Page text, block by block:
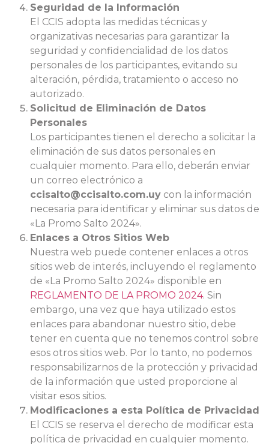
Seguridad de la Información
El CCIS adopta las medidas técnicas y
organizativas necesarias para garantizar la
seguridad y confidencialidad de los datos
personales de los participantes, evitando su
alteración, pérdida, tratamiento o acceso no
autorizado.
Solicitud de Eliminación de Datos
Personales
Los participantes tienen el derecho a solicitar la
eliminación de sus datos personales en
cualquier momento. Para ello, deberán enviar
un correo electrónico a
ccisalto@ccisalto.com.uy con la información
necesaria para identificar y eliminar sus datos de
«La Promo Salto 2024».
Enlaces a Otros Sitios Web
Nuestra web puede contener enlaces a otros
sitios web de interés, incluyendo el reglamento
de «La Promo Salto 2024» disponible en
REGLAMENTO DE LA PROMO 2024. Sin
embargo, una vez que haya utilizado estos
enlaces para abandonar nuestro sitio, debe
tener en cuenta que no tenemos control sobre
esos otros sitios web. Por lo tanto, no podemos
responsabilizarnos de la protección y privacidad
de la información que usted proporcione al
visitar esos sitios.
Modificaciones a esta Política de Privacidad
El CCIS se reserva el derecho de modificar esta
política de privacidad en cualquier momento.